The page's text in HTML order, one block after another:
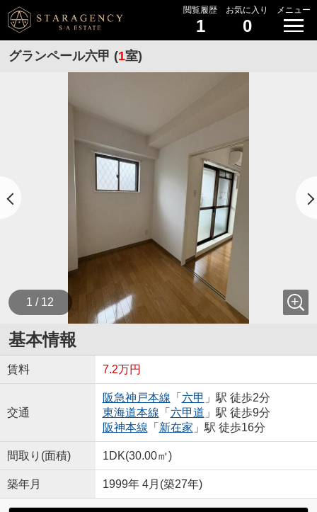
閲覧履歴
1
お気に入り
0
メニュー
グランペール六甲 (1室)
1 / 12
基本情報
賃料 7.2万円
交通
阪急神戸本線 「 六甲 」駅 徒歩2分
東海道本線 「 六甲道 」駅 徒歩9分
阪神本線 「 新在家 」駅 徒歩16分
間取り(面積) 1DK(30.00㎡)
築年月 1999年 4月(築27年)